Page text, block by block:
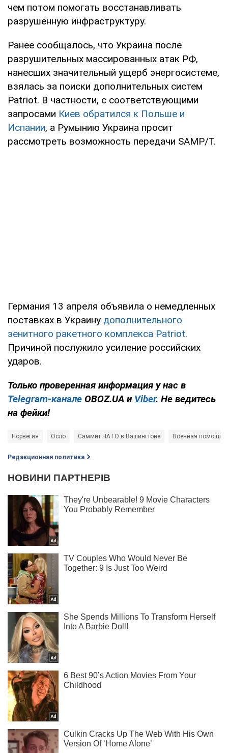
чем потом помогать восстанавливать
разрушенную инфраструктуру.
Ранее сообщалось, что Украина после
разрушительных массированных атак РФ,
нанесших значительный ущерб энергосистеме,
взялась за поиски дополнительных систем
Patriot. В частности, с соответствующими
запросами Киев обратился к Польше и
Испании, а Румынию Украина просит
рассмотреть возможность передачи SAMP/T.
Германия 13 апреля объявила о немедленных
поставках в Украину дополнительного
зенитного ракетного комплекса Patriot.
Причиной послужило усиление российских
ударов.
Только проверенная информация у нас в
Telegram-канале OBOZ.UA и Viber. Не ведитесь
на фейки!
Норвегия Осло Саммит НАТО в Вашингтоне Военная помощь
Редакционная политика